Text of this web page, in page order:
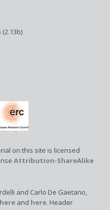
(2.13b)
on this site is licensed
Attribution-ShareAlike
and Carlo De Gaetano,
here and here. Header